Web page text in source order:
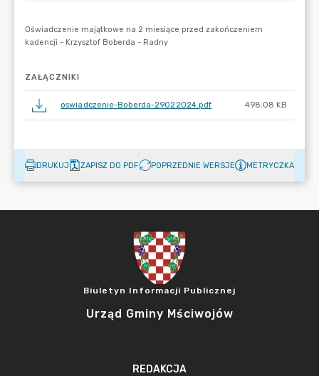
ZAŁĄCZNIKI
oswiadczenie-Boberda-29022024.pdf 498.08 KB
DRUKUJ ZAPISZ DO PDF POPRZEDNIE WERSJE METRYCZKA
Biuletyn Informacji Publicznej
Urząd Gminy Mściwojów
REDAKCJA